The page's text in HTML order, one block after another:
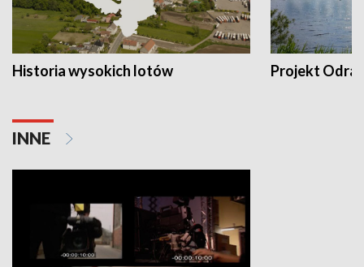
Historia wysokich lotów Projekt Odra
INNE